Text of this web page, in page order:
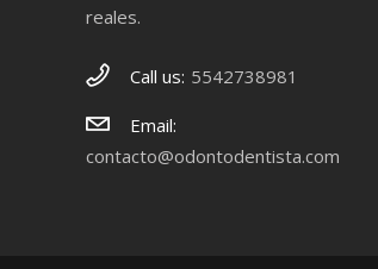
reales.
Call us: 5542738981
Email:
contacto@odontodentista.com